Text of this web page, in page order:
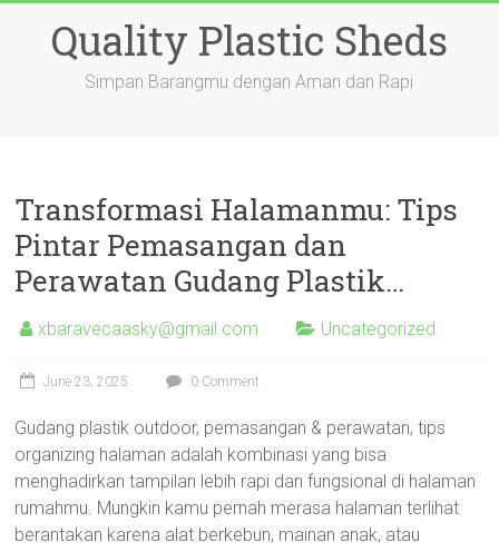
contentQuality Plastic Sheds
Simpan Barangmu dengan Aman dan Rapi
Transformasi Halamanmu: Tips
Pintar Pemasangan dan
Perawatan Gudang Plastik…
xbaravecaasky@gmail.com Uncategorized
June 23, 2025 0 Comment
Gudang plastik outdoor, pemasangan & perawatan, tips
organizing halaman adalah kombinasi yang bisa
menghadirkan tampilan lebih rapi dan fungsional di halaman
rumahmu. Mungkin kamu pernah merasa halaman terlihat
berantakan karena alat berkebun, mainan anak, atau